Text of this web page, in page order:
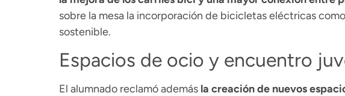
sobre la mesa la incorporación de bicicletas eléctricas
sostenible.
Espacios de ocio y encuentro
El alumnado reclamó ademásla creación de nuevos